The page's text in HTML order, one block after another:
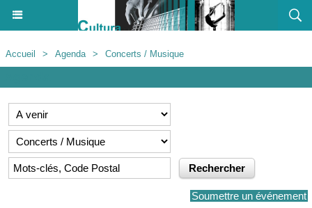
Accueil > Agenda > Concerts / Musique
Soumettre un événement